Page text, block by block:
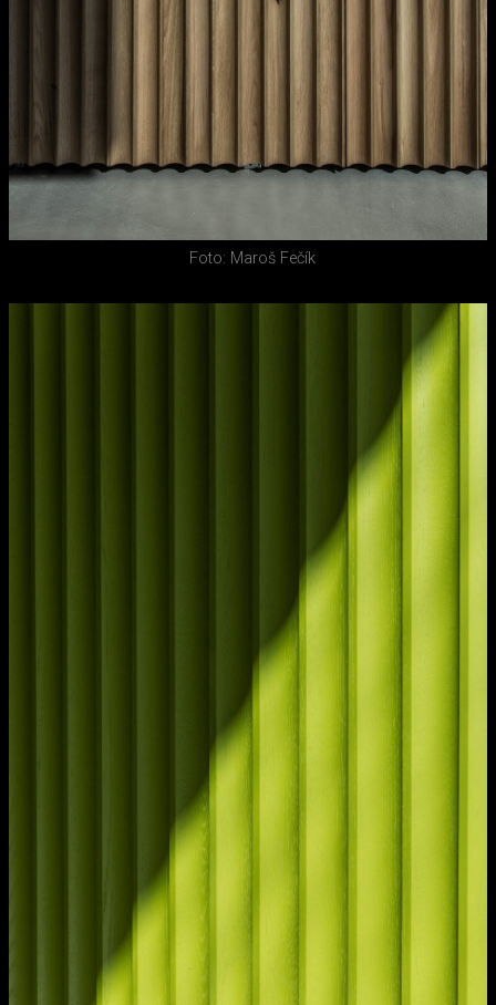
Foto: Maroš Fečík